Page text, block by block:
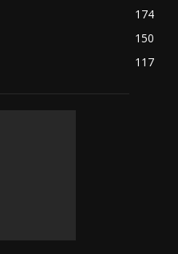
174
150
117